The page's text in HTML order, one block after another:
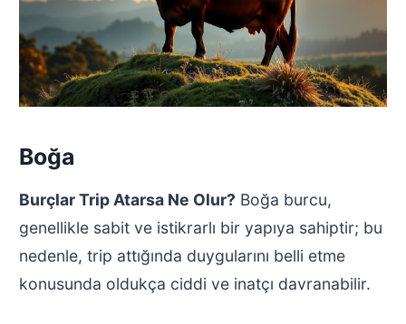
Boğa
Burçlar Trip Atarsa Ne Olur? Boğa burcu,
genellikle sabit ve istikrarlı bir yapıya sahiptir; bu
nedenle, trip attığında duygularını belli etme
konusunda oldukça ciddi ve inatçı davranabilir.